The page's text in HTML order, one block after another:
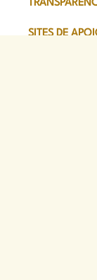
SITES DE